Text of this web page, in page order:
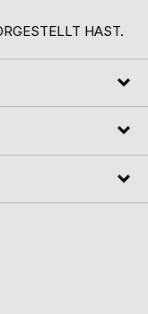
HAST.